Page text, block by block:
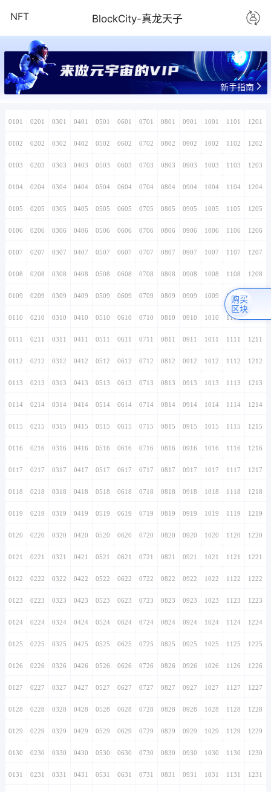
NFT BlockCity-真龙天子
来做元宇宙的VIP
新手指南
0101 0201 0301 0401 0501 0601 0701 0801 0901 1001 1101 1201
0102 0202 0302 0402 0502 0602 0702 0802 0902 1002 1102 1202
0103 0203 0303 0403 0503 0603 0703 0803 0903 1003 1103 1203
0104 0204 0304 0404 0504 0604 0704 0804 0904 1004 1104 1204
0105 0205 0305 0405 0505 0605 0705 0805 0905 1005 1105 1205
0106 0206 0306 0406 0506 0606 0706 0806 0906 1006 1106 1206
0107 0207 0307 0407 0507 0607 0707 0807 0907 1007 1107 1207
0108 0208 0308 0408 0508 0608 0708 0808 0908 1008 1108 1208
0109 0209 0309 0409 0509 0609 0709 0809 0909 1009 1109
0110 0210 0310 0410 0510 0610 0710 0810 0910 1010 1110
0111 0211 0311 0411 0511 0611 0711 0811 0911 1011 1111 1211
0112 0212 0312 0412 0512 0612 0712 0812 0912 1012 1112 1212
0113 0213 0313 0413 0513 0613 0713 0813 0913 1013 1113 1213
0114 0214 0314 0414 0514 0614 0714 0814 0914 1014 1114 1214
0115 0215 0315 0415 0515 0615 0715 0815 0915 1015 1115 1215
0116 0216 0316 0416 0516 0616 0716 0816 0916 1016 1116 1216
0117 0217 0317 0417 0517 0617 0717 0817 0917 1017 1117 1217
0118 0218 0318 0418 0518 0618 0718 0818 0918 1018 1118 1218
0119 0219 0319 0419 0519 0619 0719 0819 0919 1019 1119 1219
0120 0220 0320 0420 0520 0620 0720 0820 0920 1020 1120 1220
0121 0221 0321 0421 0521 0621 0721 0821 0921 1021 1121 1221
0122 0222 0322 0422 0522 0622 0722 0822 0922 1022 1122 1222
0123 0223 0323 0423 0523 0623 0723 0823 0923 1023 1123 1223
0124 0224 0324 0424 0524 0624 0724 0824 0924 1024 1124 1224
0125 0225 0325 0425 0525 0625 0725 0825 0925 1025 1125 1225
0126 0226 0326 0426 0526 0626 0726 0826 0926 1026 1126 1226
0127 0227 0327 0427 0527 0627 0727 0827 0927 1027 1127 1227
0128 0228 0328 0428 0528 0628 0728 0828 0928 1028 1128 1228
0129 0229 0329 0429 0529 0629 0729 0829 0929 1029 1129 1229
0130 0230 0330 0430 0530 0630 0730 0830 0930 1030 1130 1230
0131 0231 0331 0431 0531 0631 0731 0831 0931 1031 1131 1231
购买
区块